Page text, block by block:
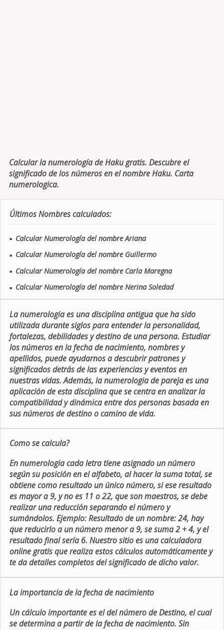
Calcular la numerología de Haku gratis. Descubre el
significado de los números en el nombre Haku. Carta
numerologica.
Últimos Nombres calculados:
■ Calcular Numerología del nombre Ariana
■ Calcular Numerología del nombre Guillermo
■ Calcular Numerología del nombre Carla Maregna
■ Calcular Numerología del nombre Nerina Soledad
La numerologia es una disciplina antigua que ha sido
utilizada durante siglos para entender la personalidad,
fortalezas, debilidades y destino de una persona. Estudiar
los números en la fecha de nacimiento, nombres y
apellidos, puede ayudarnos a descubrir patrones y
significados detrás de las experiencias y eventos en
nuestras vidas. Además, la numerologia de pareja es una
aplicación de esta disciplina que se centra en analizar la
compatibilidad y dinámica entre dos personas basada en
sus números de destino o camino de vida.
Como se calcula?
En numerologia cada letra tiene asignado un número
según su posición en el alfabeto, al hacer la suma total, se
obtiene como resultado un único número, si ese resultado
es mayor a 9, y no es 11 o 22, que son maestros, se debe
realizar una reducción separando el número y
sumándolos. Ejemplo: Resultado de un nombre: 24, hay
que reducirlo a un número menor a 9, se suma 2 + 4, y el
resultado final sería 6. Nuestro sitio es una calculadora
online gratis que realiza estos cálculos automáticamente y
te da detalles completos del significado de dicho valor.
La importancia de la fecha de nacimiento
Un cálculo importante es el del número de Destino, el cual
se determina a partir de la fecha de nacimiento. Sin